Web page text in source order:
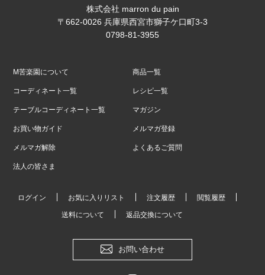
株式会社 marron du pain
〒662-0026 兵庫県西宮市獅子ケ口町3-3
0798-81-3955
M苦楽園について 商品一覧
コーディネート一覧 レシピ一覧
テーブルコーディネート一覧 マガジン
お買い物ガイド メルマガ登録
メルマガ解除 よくあるご質問
法人の皆さま
ログイン お気に入りリスト 注文履歴 閲覧履歴
送料について 返品交換について
お問い合わせ